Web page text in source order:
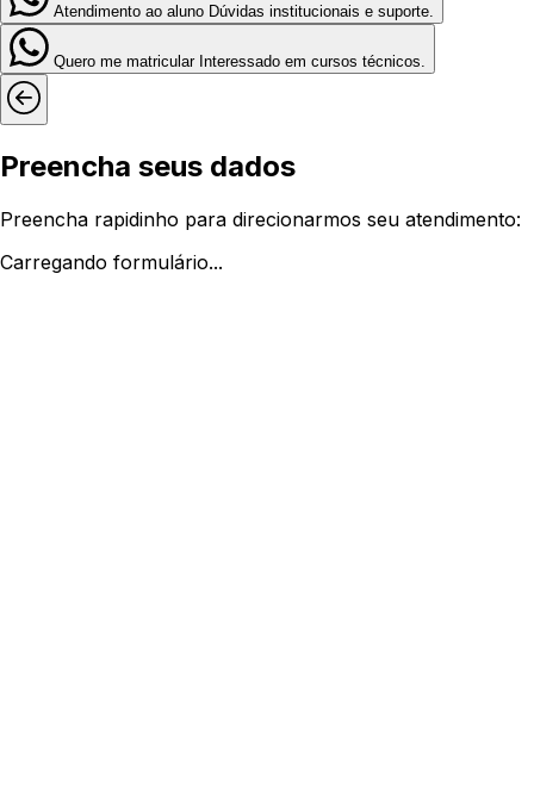
Atendimento ao aluno Dúvidas institucionais e suporte.
Quero me matricular Interessado em cursos técnicos.
Preencha seus dados
Preencha rapidinho para direcionarmos seu atendimento:
Carregando formulário...